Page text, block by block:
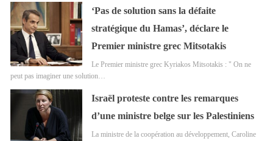
‘Pas de solution sans la défaite
stratégique du Hamas’, déclare le
Premier ministre grec Mitsotakis
Le Premier ministre grec Kyriakos Mitsotakis : " On ne
peut pas imaginer une solution…
Israël proteste contre les remarques
d’une ministre belge sur les Palestiniens
La ministre de la coopération au développement, Caroline